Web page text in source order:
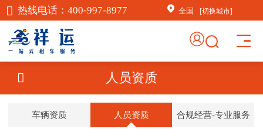
热线电话： 400-997-8977 全国 [切换城市]
人员资质
车辆资质 人员资质 合规经营-专业服务
感谢信任！
祥运汽车租赁（北京）有